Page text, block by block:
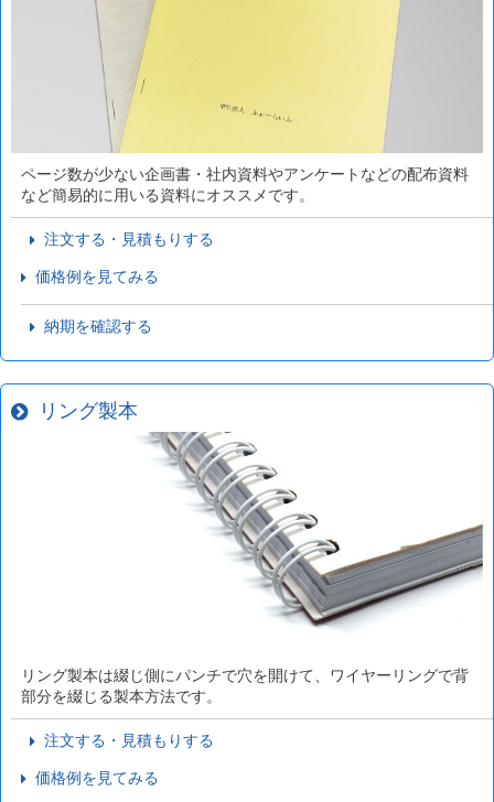
ページ数が少ない企画書・社内資料やアンケートなどの配布資料
など簡易的に用いる資料にオススメです。
注文する・見積もりする
価格例を見てみる
納期を確認する
リング製本
リング製本は綴じ側にパンチで穴を開けて、ワイヤーリングで背
部分を綴じる製本方法です。
注文する・見積もりする
価格例を見てみる